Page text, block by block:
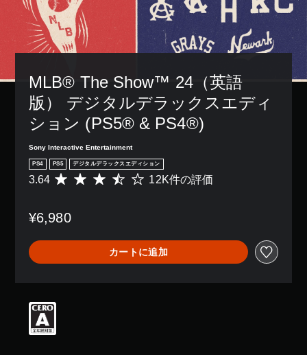
MLB® The Show™ 24（英語
版） デジタルデラックスエディ
ション (PS5® & PS4®)
Sony Interactive Entertainment
PS4 PS5 デジタルデラックスエディション
評
は
2
K
、
評
は
3.64 12K件の評価
¥6,980
カートに追加